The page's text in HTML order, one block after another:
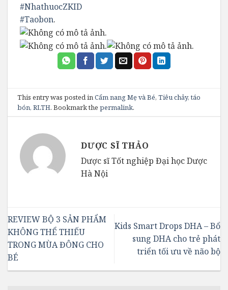
#NhathuocZKID
#Taobon.
This entry was posted inCẩm nang Mẹ và Bé,Tiêu chảy, táo
bón, RLTH. Bookmark thepermalink.
DƯỢC SĨ THẢO
Dược sĩ Tốt nghiệp Đại học Dược
Hà Nội
REVIEW BỘ 3 SẢN PHẨM
KHÔNG THỂ THIẾU
TRONG MÙA ĐÔNG CHO
BÉ
Kids Smart Drops DHA – Bổ
sung DHA cho trẻ phát
triển tối ưu về não bộ